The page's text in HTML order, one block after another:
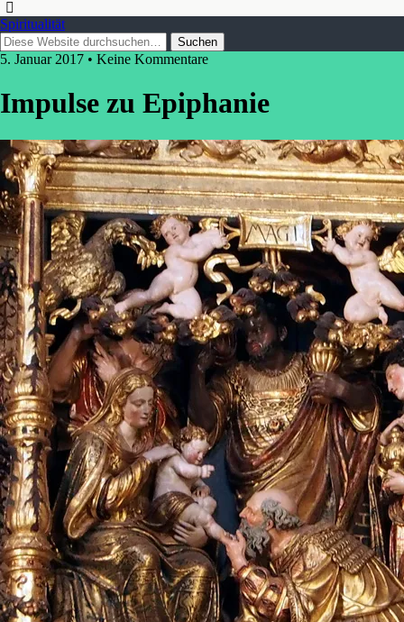
Spiritualität
5. Januar 2017 • Keine Kommentare
Impulse zu Epiphanie